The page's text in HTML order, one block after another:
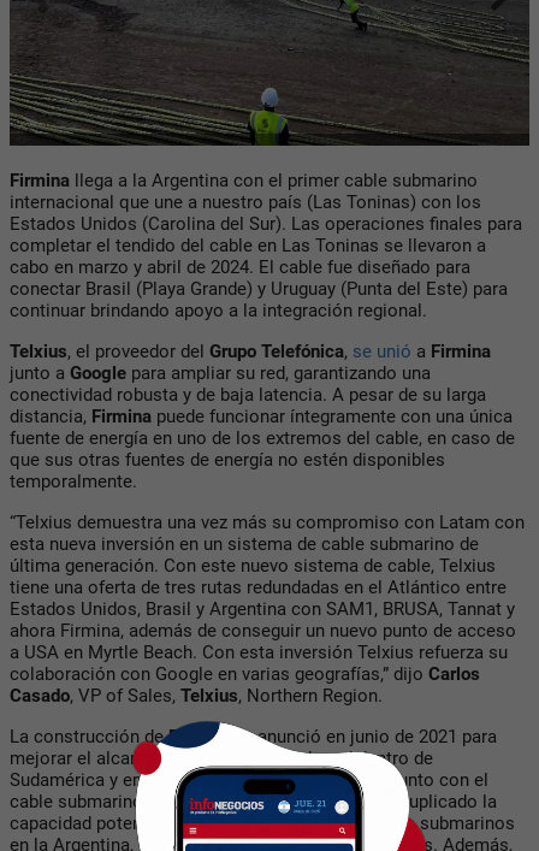
Firmina llega a la Argentina con el primer cable submarino
internacional que une a nuestro país (Las Toninas) con los
Estados Unidos (Carolina del Sur). Las operaciones finales para
completar el tendido del cable en Las Toninas se llevaron a
cabo en marzo y abril de 2024. El cable fue diseñado para
conectar Brasil (Playa Grande) y Uruguay (Punta del Este) para
continuar brindando apoyo a la integración regional.
Telxius, el proveedor del Grupo Telefónica, se unió a Firmina
junto a Google para ampliar su red, garantizando una
conectividad robusta y de baja latencia. A pesar de su larga
distancia, Firmina puede funcionar íntegramente con una única
fuente de energía en uno de los extremos del cable, en caso de
que sus otras fuentes de energía no estén disponibles
temporalmente.
“Telxius demuestra una vez más su compromiso con Latam con
esta nueva inversión en un sistema de cable submarino de
última generación. Con este nuevo sistema de cable, Telxius
tiene una oferta de tres rutas redundadas en el Atlántico entre
Estados Unidos, Brasil y Argentina con SAM1, BRUSA, Tannat y
ahora Firmina, además de conseguir un nuevo punto de acceso
a USA en Myrtle Beach. Con esta inversión Telxius refuerza su
colaboración con Google en varias geografías,” dijo Carlos
Casado, VP of Sales, Telxius, Northern Region.
La construcción deFirmina
se anunció en junio de 2021 para
mejorar el alcance y la resiliencia de la red dentro de
Sudamérica y entre Sudamérica-Norteamérica. Junto con el
cable submarino Tannat,Firmina habrá más que duplicado la
capacidad potencialmente accesible de los cables submarinos
en la Argentina, mejorando la conectividad en el país. Además,